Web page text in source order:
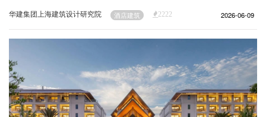
企业会员
关于投稿
广告投放
华建集团上海建筑设计研究院 酒店建筑 2222 2026-06-09